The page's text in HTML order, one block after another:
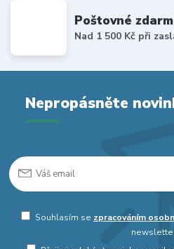
Poštovné
Nad 1 500 Kč při
Nepropásněte
Souhlasím se zpracováním